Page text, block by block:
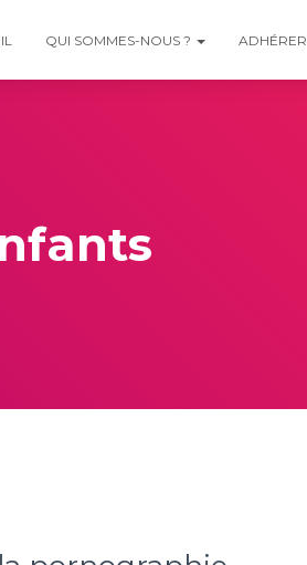
QUI SOMMES-NOUS ? ADHÉRER